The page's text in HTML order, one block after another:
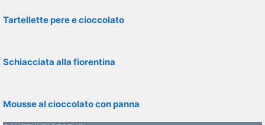
Tartellette pere e cioccolato
Schiacciata alla fiorentina
Mousse al cioccolato con panna